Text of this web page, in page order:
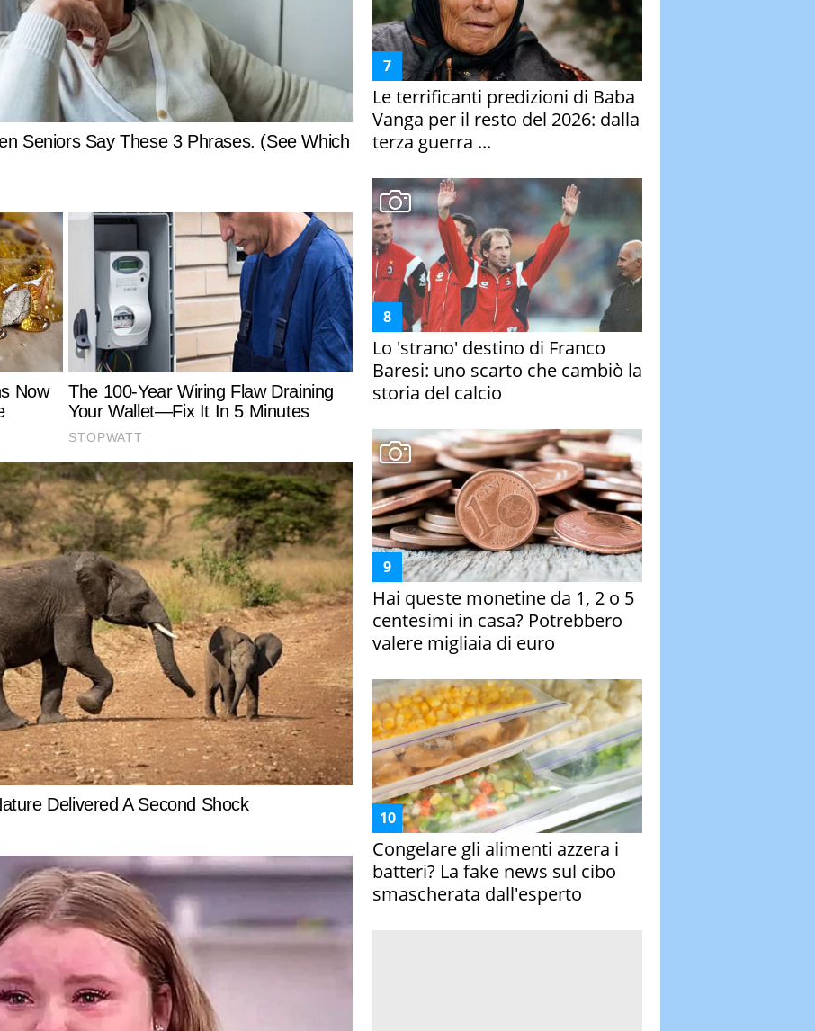
Le terrificanti predizioni di Baba
Vanga per il resto del 2026: dalla
terza guerra ...
Lo 'strano' destino di Franco
Baresi: uno scarto che cambiò la
storia del calcio
Hai queste monetine da 1, 2 o 5
centesimi in casa? Potrebbero
valere migliaia di euro
Congelare gli alimenti azzera i
batteri? La fake news sul cibo
smascherata dall'esperto